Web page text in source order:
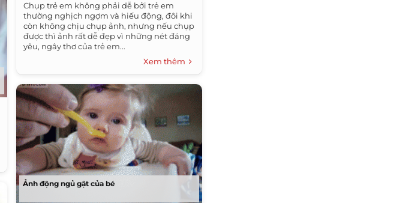
Chụp trẻ em không phải dễ bởi trẻ em
thường nghịch ngợm và hiếu động, đôi khi
còn không chịu chụp ảnh, nhưng nếu chụp
được thì ảnh rất dễ đẹp vì những nét đáng
yêu, ngây thơ của trẻ em...
Xem thêm
Ảnh động ngủ gật của bé